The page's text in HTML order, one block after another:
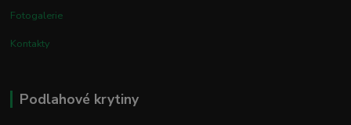
Fotogalerie
Kontakty
Podlahové krytiny